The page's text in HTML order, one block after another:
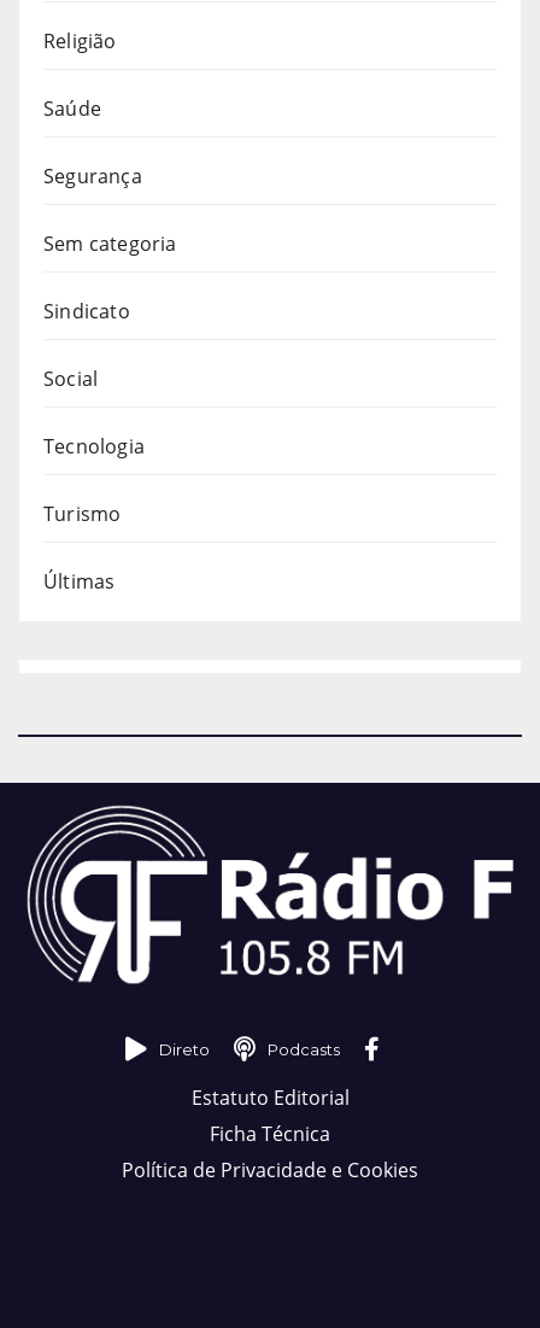
Religião
Saúde
Segurança
Sem categoria
Sindicato
Social
Tecnologia
Turismo
Últimas
Direto Podcasts
Estatuto Editorial
Ficha Técnica
Política de Privacidade e Cookies